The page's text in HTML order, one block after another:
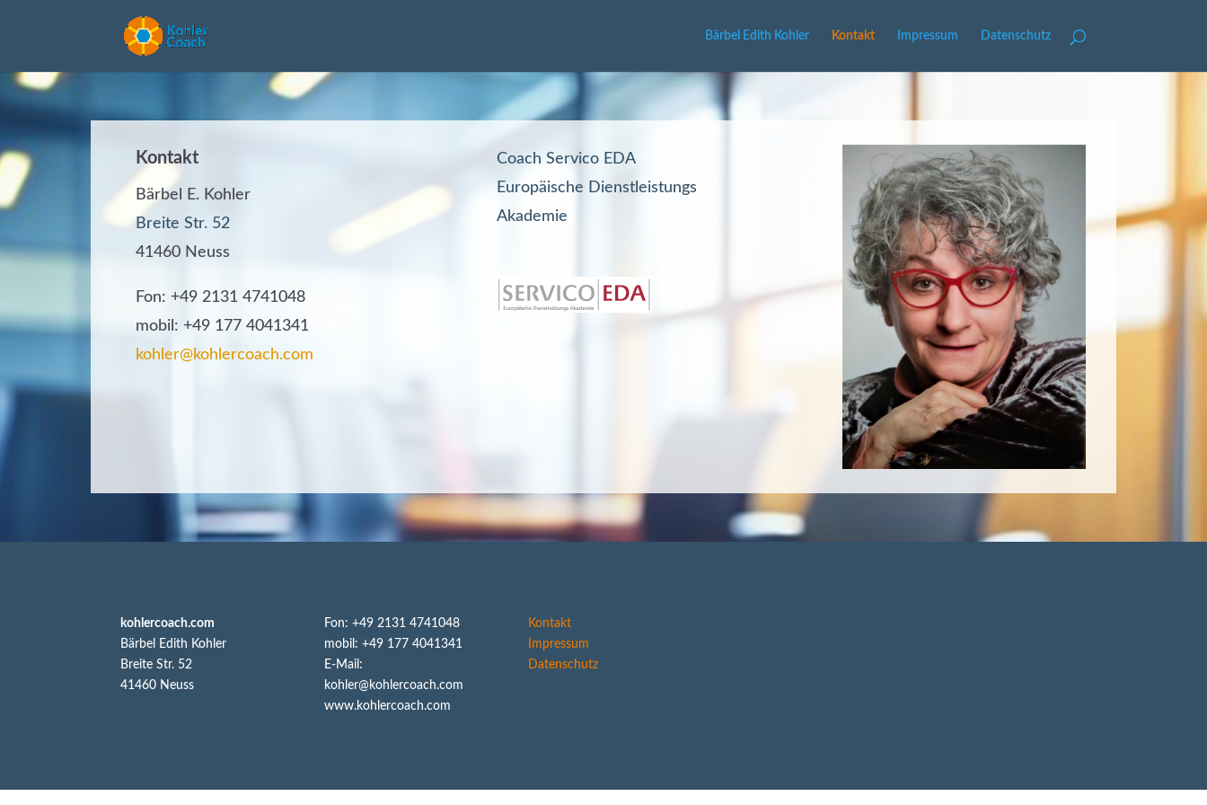
Bärbel Edith Kohler Kontakt Impressum Datenschutz
Kontakt
Bärbel E. Kohler
Breite Str. 52
41460 Neuss
Fon: +49 2131 4741048
mobil: +49 177 4041341
kohler@kohlercoach.com
Coach Servico EDA
Europäische Dienstleistungs
Akademie
kohlercoach.com
Bärbel Edith Kohler
Breite Str. 52
41460 Neuss
Fon: +49 2131 4741048
mobil: +49 177 4041341
E-Mail:
kohler@kohlercoach.com
www.kohlercoach.com
Kontakt
Impressum
Datenschutz